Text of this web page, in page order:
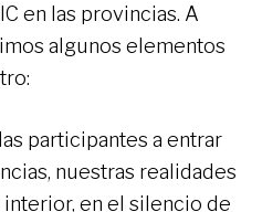
en las provincias. A
algunos elementos
participantes a entrar
nuestras realidades
en el silencio de